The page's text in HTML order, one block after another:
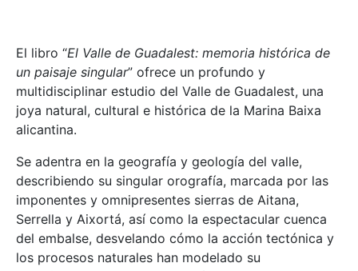
El libro “El Valle de Guadalest: memoria histórica de
un paisaje singular” ofrece un profundo y
multidisciplinar estudio del Valle de Guadalest, una
joya natural, cultural e histórica de la Marina Baixa
alicantina.
Se adentra en la geografía y geología del valle,
describiendo su singular orografía, marcada por las
imponentes y omnipresentes sierras de Aitana,
Serrella y Aixortá, así como la espectacular cuenca
del embalse, desvelando cómo la acción tectónica y
los procesos naturales han modelado su